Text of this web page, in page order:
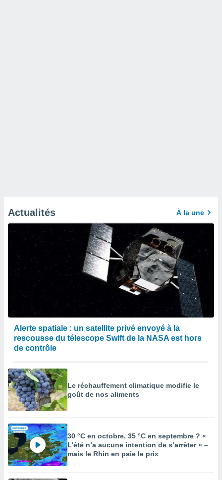
Actualités À la une
Alerte spatiale : un satellite privé envoyé à la
rescousse du télescope Swift de la NASA est hors
de contrôle
Le réchauffement climatique modifie le
goût de nos aliments
30 °C en octobre, 35 °C en septembre ? «
L’été n’a aucune intention de s’arrêter » –
mais le Rhin en paie le prix